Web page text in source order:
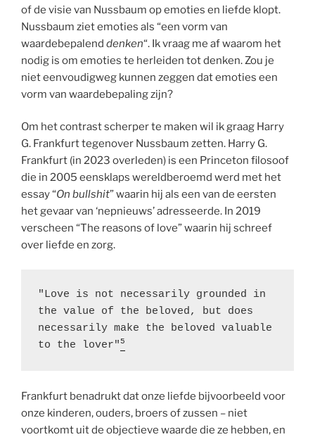
of de visie van Nussbaum op emoties en liefde klopt.
Nussbaum ziet emoties als “een vorm van
waardebepalend denken“. Ik vraag me af waarom het
nodig is om emoties te herleiden tot denken. Zou je
niet eenvoudigweg kunnen zeggen dat emoties een
vorm van waardebepaling zijn?
Om het contrast scherper te maken wil ik graag Harry
G. Frankfurt tegenover Nussbaum zetten. Harry G.
Frankfurt (in 2023 overleden) is een Princeton filosoof
die in 2005 eensklaps wereldberoemd werd met het
essay “On bullshit” waarin hij als een van de eersten
het gevaar van ‘nepnieuws’ adresseerde. In 2019
verscheen “The reasons of love” waarin hij schreef
over liefde en zorg.
"Love is not necessarily grounded in
the value of the beloved, but does
necessarily make the beloved valuable
to the lover"5
Frankfurt benadrukt dat onze liefde bijvoorbeeld voor
onze kinderen, ouders, broers of zussen – niet
voortkomt uit de objectieve waarde die ze hebben, en